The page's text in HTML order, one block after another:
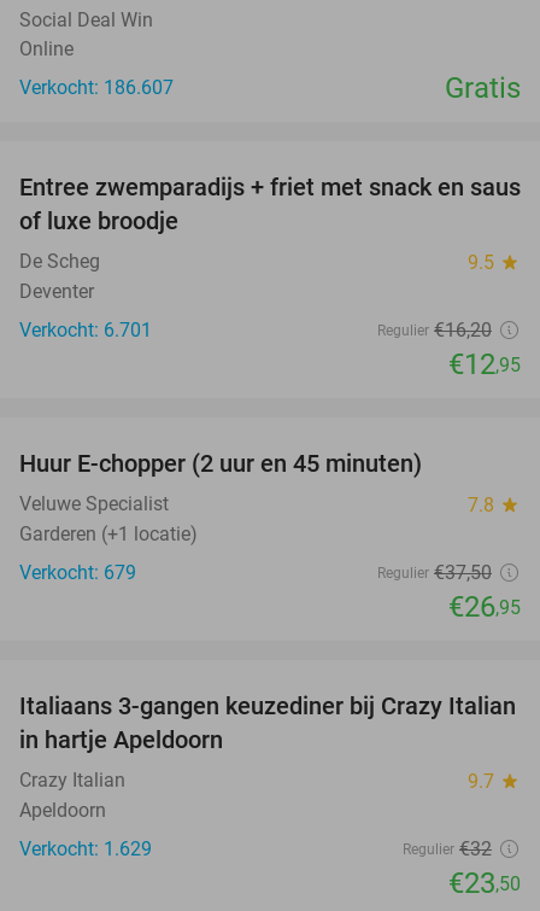
Social Deal Win
Online
Verkocht: 186.607
Gratis
20%
Entree zwemparadijs + friet met snack en saus
of luxe broodje
De Scheg 9.5 star
Deventer
Verkocht: 6.701
Regulier €16,20
€12,95
Huur E-chopper (2 uur en 45 minuten)
Veluwe Specialist 7.8 star
Garderen (+1 locatie)
Verkocht: 679
Regulier €37,50
€26,95
27%
Italiaans 3-gangen keuzediner bij Crazy Italian
in hartje Apeldoorn
Crazy Italian 9.7 star
Apeldoorn
Verkocht: 1.629
Regulier €32
€23,50